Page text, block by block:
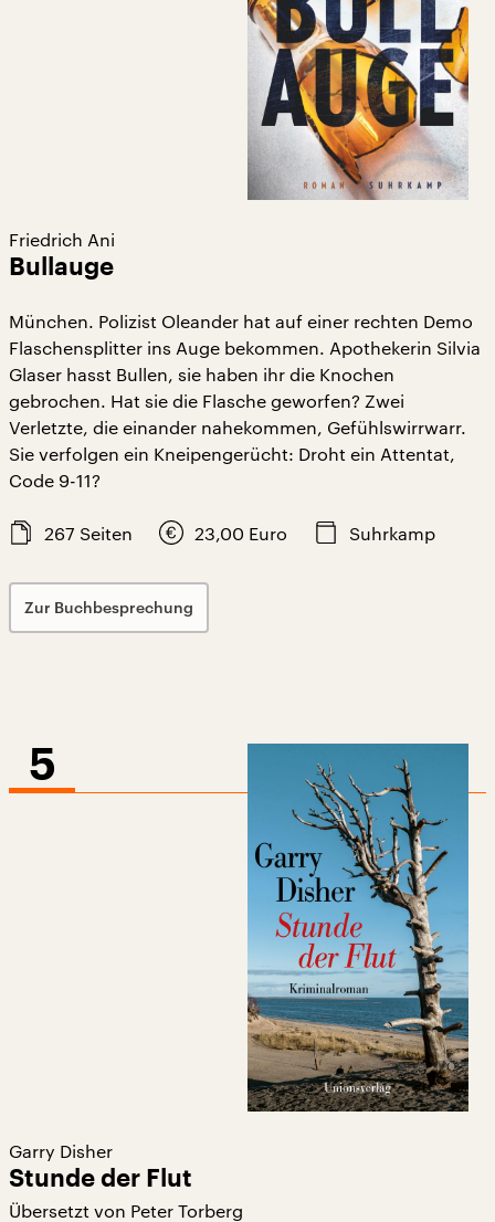
Friedrich Ani
Bullauge
München. Polizist Oleander hat auf einer rechten Demo
Flaschensplitter ins Auge bekommen. Apothekerin Silvia
Glaser hasst Bullen, sie haben ihr die Knochen
gebrochen. Hat sie die Flasche geworfen? Zwei
Verletzte, die einander nahekommen, Gefühlswirrwarr.
Sie verfolgen ein Kneipengerücht: Droht ein Attentat,
Code 9-11?
267 Seiten 23,00 Euro Suhrkamp
Zur Buchbesprechung
5
Garry Disher
Stunde der Flut
Übersetzt von Peter Torberg